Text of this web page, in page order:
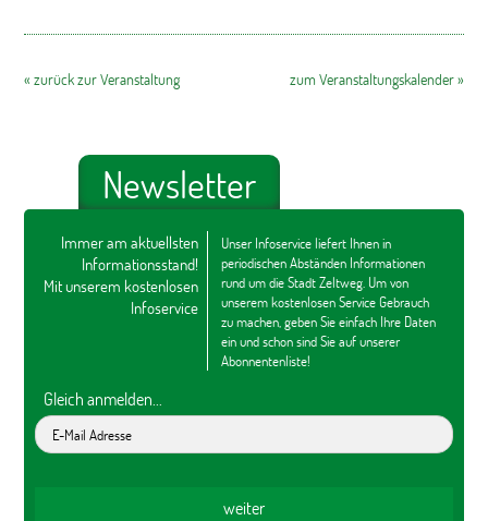
« zurück zur Veranstaltung zum Veranstaltungskalender »
Newsletter
Immer am aktuellsten
Informationsstand!
Mit unserem kostenlosen
Infoservice
Unser Infoservice liefert Ihnen in
periodischen Abständen Informationen
rund um die Stadt Zeltweg. Um von
unserem kostenlosen Service Gebrauch
zu machen, geben Sie einfach Ihre Daten
ein und schon sind Sie auf unserer
Abonnentenliste!
Gleich anmelden...